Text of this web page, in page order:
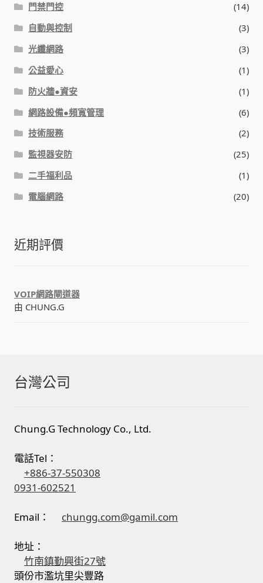
智慧電錶、儲值、雲端 電子式電錶
公用房間插卡計費方案
充電樁
線上網路購物
DIY材料
我的帳號
結帳
購物車
門禁門控
(14)
自動與控制
(3)
光纖網路
(3)
公益愛心
(1)
防火牆●資安
(1)
網路設備●頻寬管理
(6)
技術服務
(2)
監視器安防
(25)
二手福利品
(1)
電腦網路
(20)
近期評價
VOIP網路閘道器
由 CHUNG.G
台灣公司
Chung.G Technology Co., Ltd.
電話Tel：
+886-37-550308
0931-602521
Email： chungg.com@gamil.com
地址：
竹南鎮勤興街27號
頭份市濫坑里尖豐路